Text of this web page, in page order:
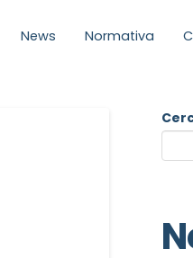
News Normativa